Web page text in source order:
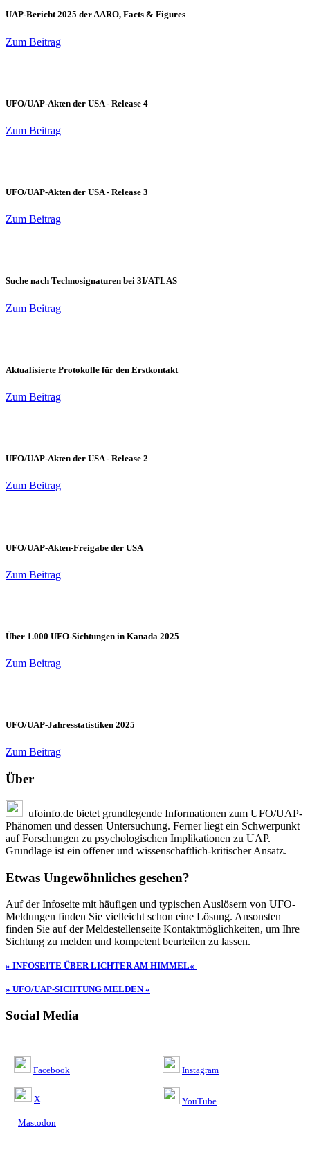
UAP-Bericht 2025 der AARO, Facts & Figures
Zum Beitrag
UFO/UAP-Akten der USA - Release 4
Zum Beitrag
UFO/UAP-Akten der USA - Release 3
Zum Beitrag
Suche nach Technosignaturen bei 3I/ATLAS
Zum Beitrag
Aktualisierte Protokolle für den Erstkontakt
Zum Beitrag
UFO/UAP-Akten der USA - Release 2
Zum Beitrag
UFO/UAP-Akten-Freigabe der USA
Zum Beitrag
Über 1.000 UFO-Sichtungen in Kanada 2025
Zum Beitrag
UFO/UAP-Jahresstatistiken 2025
Zum Beitrag
Über
ufoinfo.de bietet grundlegende Informationen zum UFO/UAP-
Phänomen und dessen Untersuchung. Ferner liegt ein Schwerpunkt
auf Forschungen zu psychologischen Implikationen zu UAP.
Grundlage ist ein offener und wissenschaftlich-kritischer Ansatz.
Etwas Ungewöhnliches gesehen?
Auf der Infoseite mit häufigen und typischen Auslösern von UFO-
Meldungen finden Sie vielleicht schon eine Lösung. Ansonsten
finden Sie auf der Meldestellenseite Kontaktmöglichkeiten, um Ihre
Sichtung zu melden und kompetent beurteilen zu lassen.
» INFOSEITE ÜBER LICHTER AM HIMMEL«
» UFO/UAP-SICHTUNG MELDEN «
Social Media
Facebook
X
Mastodon
Instagram
YouTube